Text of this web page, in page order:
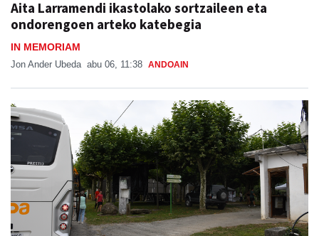
Aita Larramendi ikastolako sortzaileen eta
ondorengoen arteko katebegia
IN MEMORIAM
Jon Ander Ubeda abu 06, 11:38 ANDOAIN